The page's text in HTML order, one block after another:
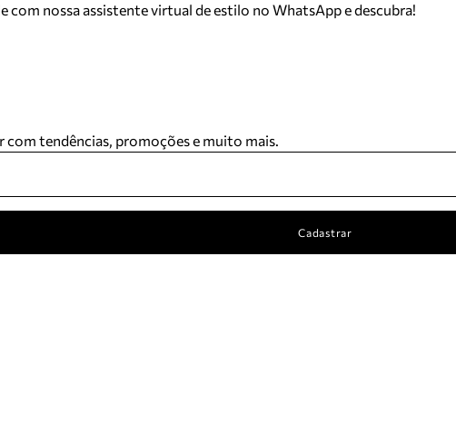
com nossa assistente virtual de estilo no WhatsApp e descubra!
com tendências, promoções e muito mais.
Cadastrar